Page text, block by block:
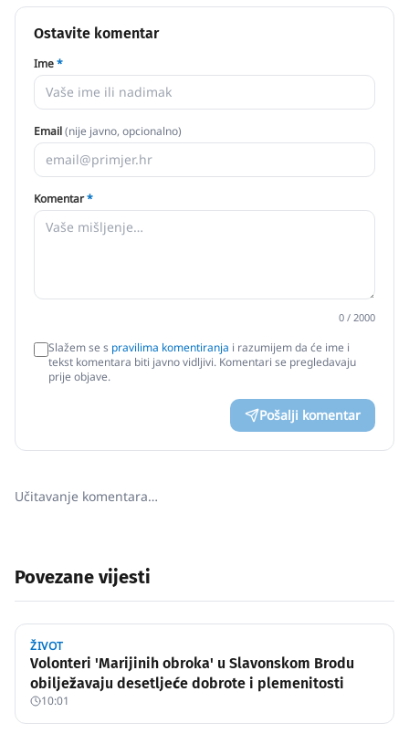
Ostavite komentar
Ime*
Email(nije javno, opcionalno)
Komentar*
0 / 2000
Slažem se s pravilima komentiranja i razumijem da će ime i
tekst komentara biti javno vidljivi. Komentari se pregledavaju
prije objave.
Pošalji komentar
Učitavanje komentara…
Povezane vijesti
ŽIVOT
Volonteri 'Marijinih obroka' u Slavonskom Brodu
obilježavaju desetljeće dobrote i plemenitosti
10:01